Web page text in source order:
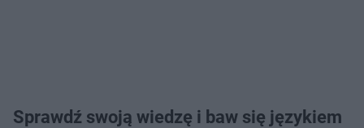
Sprawdź swoją wiedzę i baw się językiem